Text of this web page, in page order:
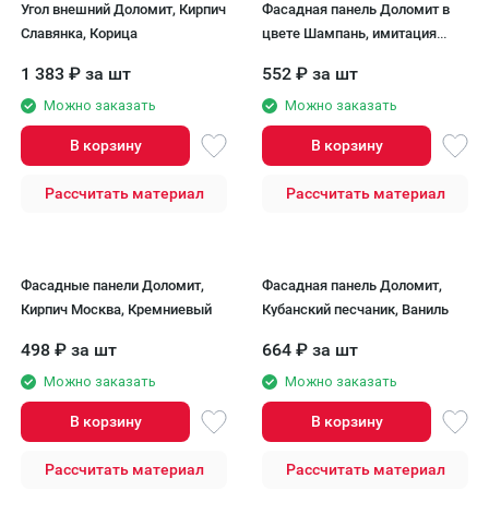
Угол внешний Доломит, Кирпич
Славянка, Корица
1 383 ₽ за шт
Можно заказать
В корзину
Рассчитать материал
Фасадная панель Доломит в
цвете Шампань, имитация
552 ₽ за шт
Можно заказать
В корзину
Рассчитать материал
Фасадные панели Доломит,
Кирпич Москва, Кремниевый
498 ₽ за шт
Можно заказать
В корзину
Рассчитать материал
Фасадная панель Доломит,
Кубанский песчаник, Ваниль
664 ₽ за шт
Можно заказать
В корзину
Рассчитать материал